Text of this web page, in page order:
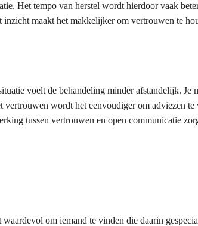
Het tempo van herstel wordt hierdoor vaak
maakt het makkelijker om vertrouwen te
voelt de behandeling minder afstandelijk. Je
wordt het eenvoudiger om adviezen te
tussen vertrouwen en open communicatie
om iemand te vinden die daarin